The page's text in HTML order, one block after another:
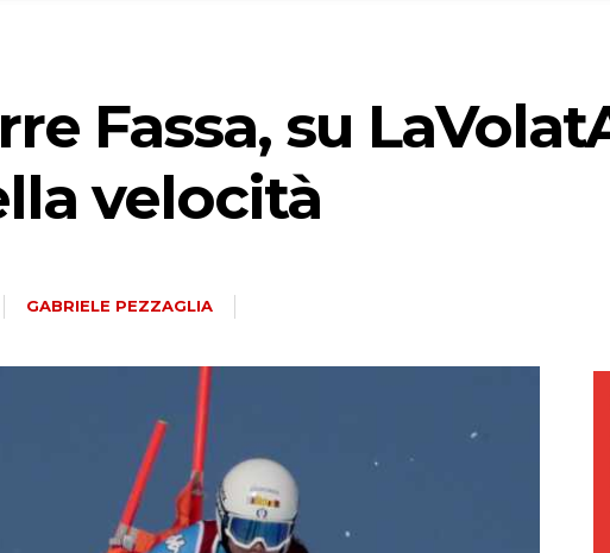
ski
Fassa, su
velocità
GABRIELE PEZZAGLIA